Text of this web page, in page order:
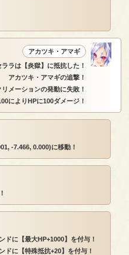
アカツキ・アマギ
ララは【炎獄】に抵抗した！
アカツキ・アマギの追撃！
リメーションの発動に失敗！
によりHPに100ダメージ！
-7.466, 0.000)に移動！
ドに【最大HP+1000】を付与！
ドに【特殊抵抗+20】を付与！